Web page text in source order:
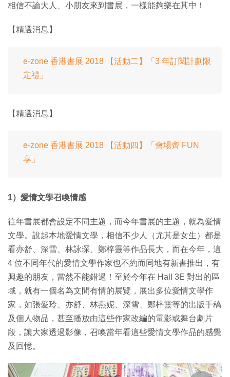
相信不論大人、小朋友來到書展，一樣能夠樂在其中！
【精選消息】
e-zone 香港書展 2018 【活動二】「3 年訂閱計劃限
定禮」
【精選消息】
e-zone 香港書展 2018 【活動四】「會場齊 FUN
享」
1）愛情文學召喚情感
往年書展都會設定不同主題，而今年書展的主題，就為愛情
文學。說起本地愛情文學，相信不少人（尤其是女生）都是
看亦舒、深雪、林詠琛、鄭梓靈等作品長大，而在今年，這
4 位不同年代的愛情文學作家也不約而同地有新書推出，有
興趣的朋友，當然不能錯過！至於今年在 Hall 3E 對出的區
域，就有一個名為文間有情的展覽，展出多位愛情文學作
家，如張愛玲、亦舒、林燕妮、深雪、鄭梓靈等的出版手稿
及個人物品，甚至播放由這些作家改編的電影或舞台劇片
段，讓大家透過影像，召喚當年看這些愛情文學作品的感覺
及回憶。